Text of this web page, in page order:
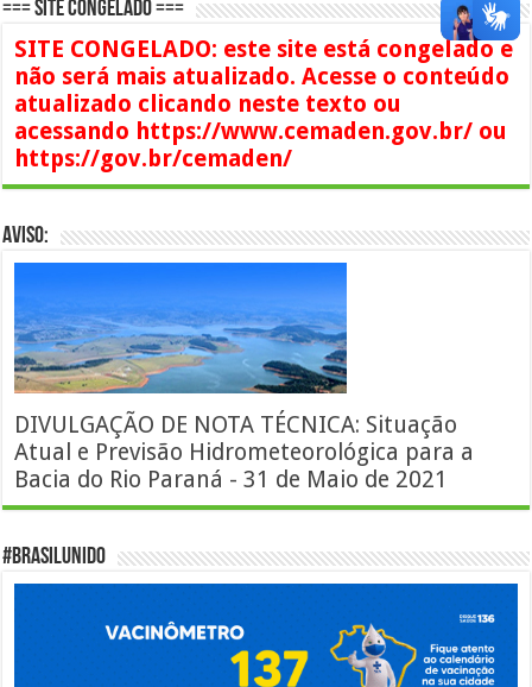
=== SITE CONGELADO ===
SITE CONGELADO: este site está congelado e
não será mais atualizado. Acesse o conteúdo
atualizado clicando neste texto ou
acessando https://www.cemaden.gov.br/ ou
https://gov.br/cemaden/
AVISO:
DIVULGAÇÃO DE NOTA TÉCNICA: Situação
Atual e Previsão Hidrometeorológica para a
Bacia do Rio Paraná - 31 de Maio de 2021
#BrasilUnido